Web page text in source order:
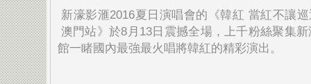
新濠影滙2016夏 日演唱會的《韓紅 當紅不讓
澳門站》於8月13日震撼全場，上千粉絲聚集
館一睹國內最強最火唱將韓紅的精彩演出。